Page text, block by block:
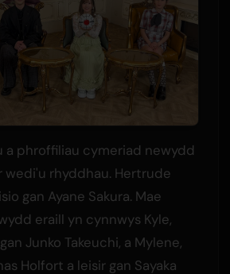
a phroffiliau cymeriad newydd
wedi'u rhyddhau. Hertrude
gan Ayane Sakura. Mae
eraill yn cynnwys Kyle,
Junko Takeuchi, a Mylene,
Holfort a leisir gan Sayaka